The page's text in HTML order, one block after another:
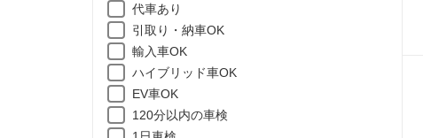
代車あり
引取り・納車OK
輸入車OK
ハイブリッド車OK
EV車OK
120分以内の車検